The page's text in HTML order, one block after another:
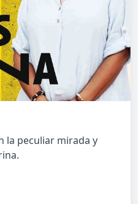
la peculiar mirada y